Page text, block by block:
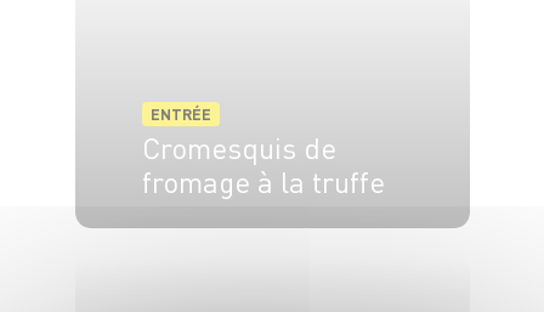
ENTRÉE
Cromesquis de
fromage à la truffe